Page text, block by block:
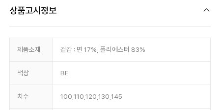
상품고시정보
제품소재 겉감 : 면 17%, 폴리에스터 83%
색상 BE
치수 100,110,120,130,145